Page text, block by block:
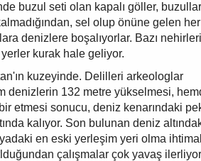
buzul seti olan kapalı göller, buzullar
sel olup önüne gelen her
denizlere boşalıyorlar. Bazı
kurak hale geliyor.
kuzeyinde. Delilleri arkeologlar
denizlerin 132 metre yükselmesi,
etmesi sonucu, deniz kenarındaki
kalıyor. Son bulunan deniz
en eski yerleşim yeri olma
çalışmalar çok yavaş